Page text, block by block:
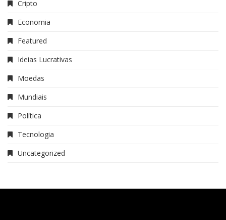
Cripto
Economia
Featured
Ideias Lucrativas
Moedas
Mundiais
Política
Tecnologia
Uncategorized